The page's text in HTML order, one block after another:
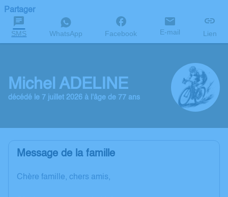
Partager
SMS WhatsApp Facebook E-mail Lien
Michel ADELINE
décédé le 7 juillet 2026 à l'âge de 77 ans
Message de la famille
Chère famille, chers amis,